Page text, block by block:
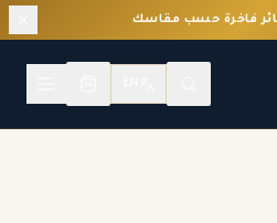
فاخرة حسب مقاسك